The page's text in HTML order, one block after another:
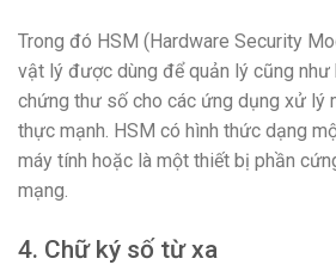
Trong đó HSM (Hardware Security
vật lý được dùng để quản lý cũng như
chứng thư số cho các ứng dụng xử lý
thực mạnh. HSM có hình thức dạng
máy tính hoặc là một thiết bị phần
mạng.
4. Chữ ký số từ xa